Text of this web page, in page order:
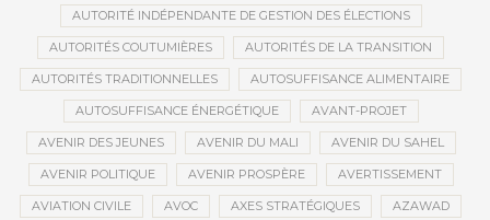
AUTORITÉ INDÉPENDANTE DE GESTION DES ÉLECTIONS
AUTORITÉS COUTUMIÈRES AUTORITÉS DE LA TRANSITION
AUTORITÉS TRADITIONNELLES AUTOSUFFISANCE ALIMENTAIRE
AUTOSUFFISANCE ÉNERGÉTIQUE AVANT-PROJET
AVENIR DES JEUNES AVENIR DU MALI AVENIR DU SAHEL
AVENIR POLITIQUE AVENIR PROSPÈRE AVERTISSEMENT
AVIATION CIVILE AVOC AXES STRATÉGIQUES AZAWAD